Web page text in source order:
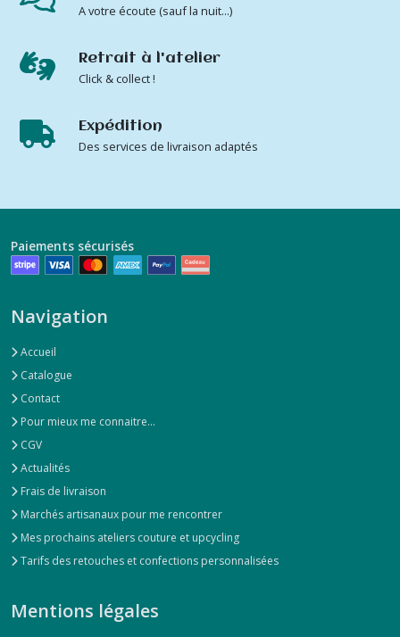
A votre écoute (sauf la nuit...)
Retrait à l'atelier
Click & collect !
Expédition
Des services de livraison adaptés
Paiements sécurisés
Navigation
Accueil
Catalogue
Contact
Pour mieux me connaitre...
CGV
Actualités
Frais de livraison
Marchés artisanaux pour me rencontrer
Mes prochains ateliers couture et upcycling
Tarifs des retouches et confections personnalisées
Mentions légales